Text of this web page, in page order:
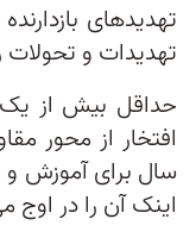
تهدیدهای
تهدیدات و تحولات
حداقل بیش از
سال برای آموزش و
اینک آن را در اوج